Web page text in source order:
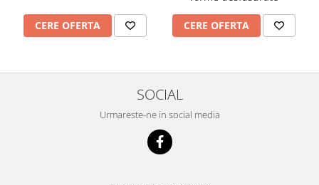
CERE OFERTA CERE OFERTA
SOCIAL
Urmareste-ne in social media